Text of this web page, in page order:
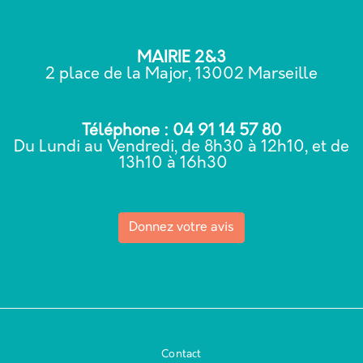
MAIRIE 2&3
2 place de la Major, 13002 Marseille
Téléphone : 04 91 14 57 80
Du Lundi au Vendredi, de 8h30 à 12h10, et de
13h10 à 16h30
Donnez votre avis
Contact